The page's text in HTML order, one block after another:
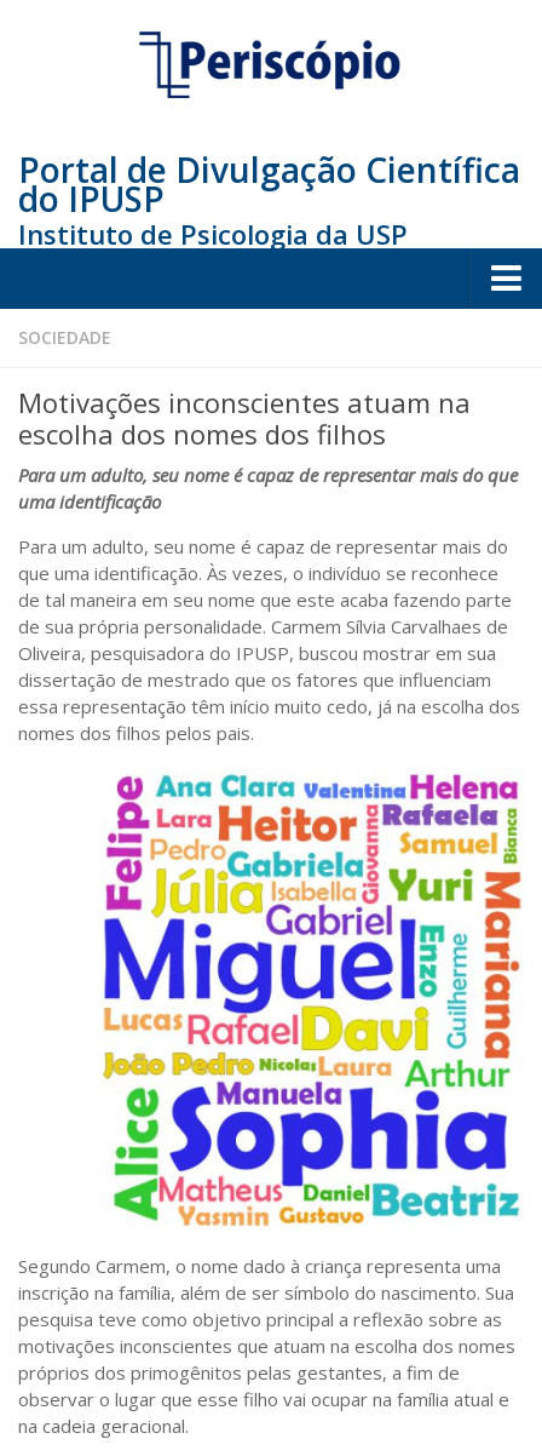
Portal de Divulgação Científica
do IPUSP
Instituto de Psicologia da USP
Home
Educação
Arte e Cultura
Bio
Saúde
Seções
Mural do IP
Perfil
Commentor
Psico-HQ
Gênero
Alfabetização
Transtorno do Espectro Autista
Quem somos
Sobre o Portal
SOCIEDADE
Motivações inconscientes atuam na
escolha dos nomes dos filhos
Para um adulto, seu nome é capaz de representar mais do que
uma identificação
Para um adulto, seu nome é capaz de representar mais do
que uma identificação. Às vezes, o indivíduo se reconhece
de tal maneira em seu nome que este acaba fazendo parte
de sua própria personalidade. Carmem Sílvia Carvalhaes de
Oliveira, pesquisadora do IPUSP, buscou mostrar em sua
dissertação de mestrado que os fatores que influenciam
essa representação têm início muito cedo, já na escolha dos
nomes dos filhos pelos pais.
Segundo Carmem, o nome dado à criança representa uma
inscrição na família, além de ser símbolo do nascimento. Sua
pesquisa teve como objetivo principal a reflexão sobre as
motivações inconscientes que atuam na escolha dos nomes
próprios dos primogênitos pelas gestantes, a fim de
observar o lugar que esse filho vai ocupar na família atual e
na cadeia geracional.